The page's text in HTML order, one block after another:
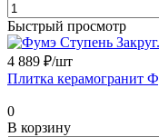
Быстрый просмотр
4 889 ₽/шт
Плитка керамогранит
0
В корзину